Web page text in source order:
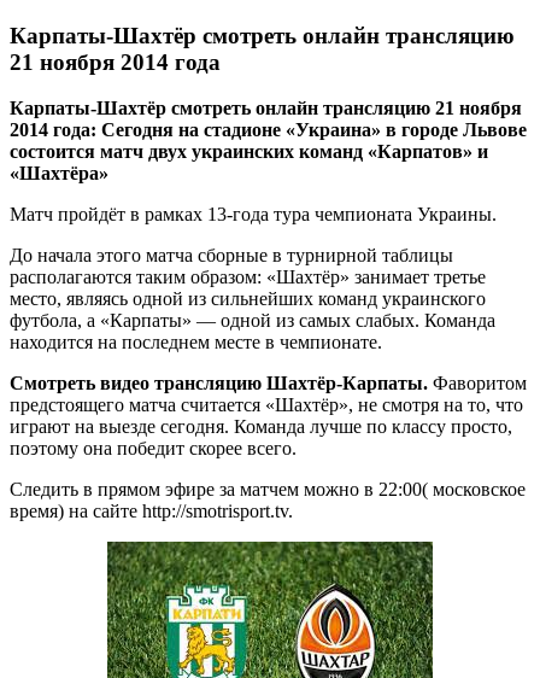
Карпаты-Шахтёр смотреть онлайн трансляцию
21 ноября 2014 года
Карпаты-Шахтёр смотреть онлайн трансляцию 21 ноября
2014 года: Сегодня на стадионе «Украина» в городе Львове
состоится матч двух украинских команд «Карпатов» и
«Шахтёра»
Матч пройдёт в рамках 13-года тура чемпионата Украины.
До начала этого матча сборные в турнирной таблицы
располагаются таким образом: «Шахтёр» занимает третье
место, являясь одной из сильнейших команд украинского
футбола, а «Карпаты» — одной из самых слабых. Команда
находится на последнем месте в чемпионате.
Смотреть видео трансляцию Шахтёр-Карпаты. Фаворитом
предстоящего матча считается «Шахтёр», не смотря на то, что
играют на выезде сегодня. Команда лучше по классу просто,
поэтому она победит скорее всего.
Следить в прямом эфире за матчем можно в 22:00( московское
время) на сайте http://smotrisport.tv.